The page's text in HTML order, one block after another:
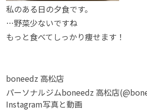
私のある日の夕食です。
…野菜少ないですね
もっと食べてしっかり痩せます！
boneedz 高松店
パーソナルジムboneedz 高松店
Instagram写真と動画